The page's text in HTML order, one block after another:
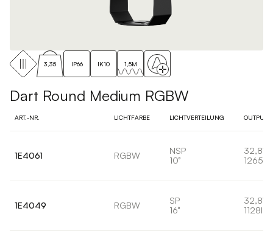
3,35 IP66 IK10 1,5M
Dart Round Medium RGBW
ART.-NR. LICHTFARBE LICHTVERTEILUNG OUTPUT
1E4061 RGBW
NSP
10°
32,8W
1265lm
1E4049 RGBW
SP
16°
32,8W
1128lm